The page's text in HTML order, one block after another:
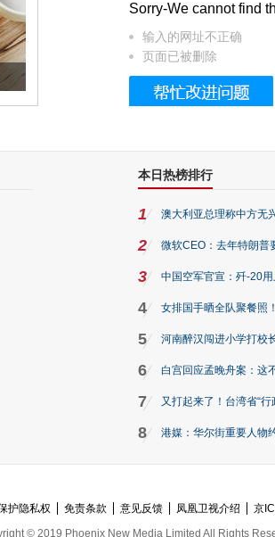
七宝的它到底有多美？
Sorry-We cannot find
输入的网址不正确
页面已被删除
本日热榜排行
1 澳大利亚总理称中方无
2 微软CEO：去年特朗普
3 中国空军官宣：歼-20用
4 女排国手晒全队聚餐照
5 河南醉汉闯进小学打校
6 白宫回应孟晚舟案：这
7 又打起来了！台湾省“
8 港媒：华尔街重要人物
护隐私权 免责条款 意见反馈 凤凰卫视介绍 京
© 2019 Phoenix New Media Limited All Rights